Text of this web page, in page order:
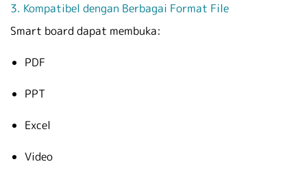
3. Kompatibel dengan Berbagai Format File
Smart board dapat membuka:
PDF
PPT
Excel
Video